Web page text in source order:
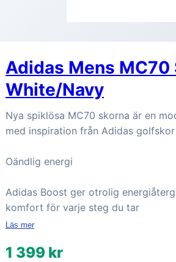
Adidas Mens MC70
White/Navy
Nya spiklösa MC70 skorna är en
med inspiration från Adidas
Oändlig energi
Adidas Boost ger otrolig
komfort för varje steg du tar
Läs mer
1 399 kr